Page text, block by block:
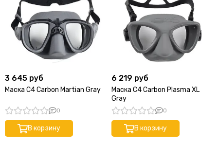
3 645 руб
Маска C4 Carbon Martian Gray
0
В корзину
6 219 руб
Маска C4 Carbon Plasma XL
Gray
0
В корзину